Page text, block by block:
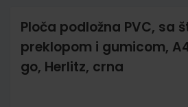
Ploča podložna PVC, sa
preklopom i gumicom,
go, Herlitz, crna